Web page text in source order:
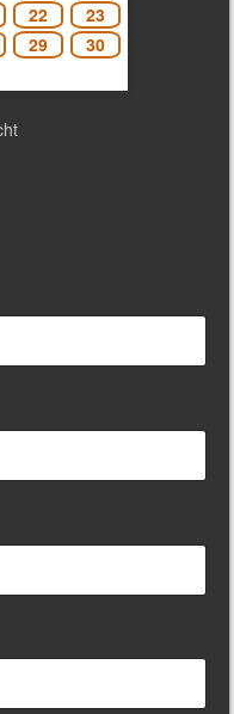
22
23
29
30